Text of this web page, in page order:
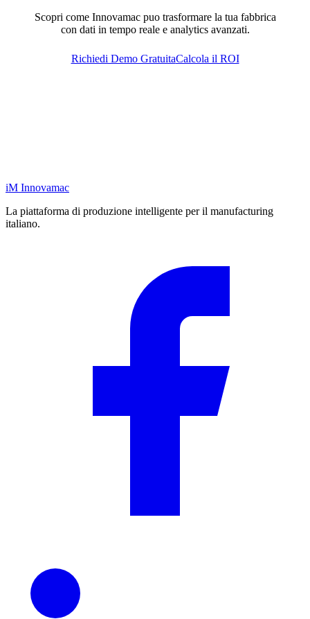
Scopri come Innovamac puo trasformare la tua fabbrica
con dati in tempo reale e analytics avanzati.
Richiedi Demo GratuitaCalcola il ROI
iM Innovamac
La piattaforma di produzione intelligente per il manufacturing
italiano.